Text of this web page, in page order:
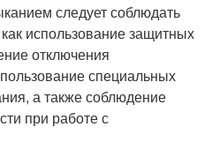
следует соблюдать
использование защитных
отключения
специальных
а также соблюдение
при работе с